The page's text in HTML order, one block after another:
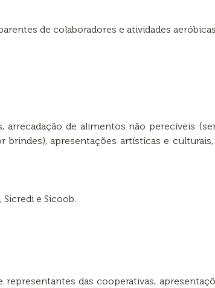
de colaboradores e atividades
arrecadação de alimentos não perecíveis
apresentações artísticas e
e Sicoob.
das cooperativas,